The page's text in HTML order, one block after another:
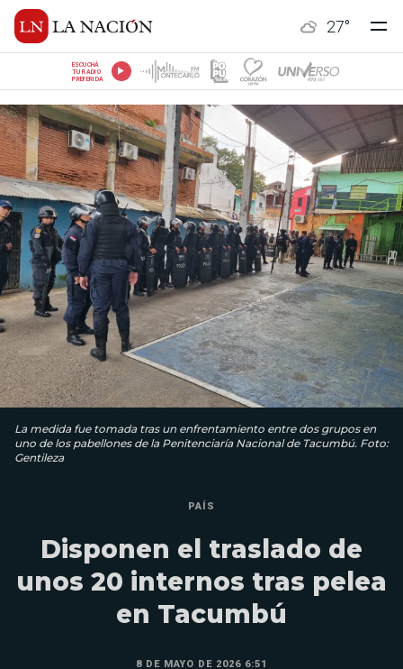
27°
ESCUCHÁ
TU RADIO
PREFERIDA
La medida fue tomada tras un enfrentamiento entre dos grupos en
uno de los pabellones de la Penitenciaría Nacional de Tacumbú. Foto:
Gentileza
PAÍS
Disponen el traslado de
unos 20 internos tras pelea
en Tacumbú
8 DE MAYO DE 2026 6:51